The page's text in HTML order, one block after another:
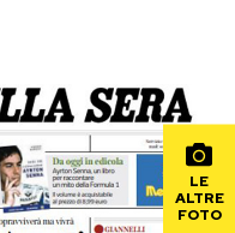
Mondiali calcio 2026
LE
ALTRE
FOTO